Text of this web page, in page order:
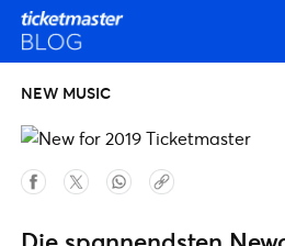
NEW MUSIC